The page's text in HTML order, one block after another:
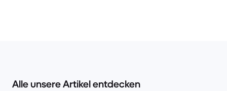
Alle unsere Artikel entdecken